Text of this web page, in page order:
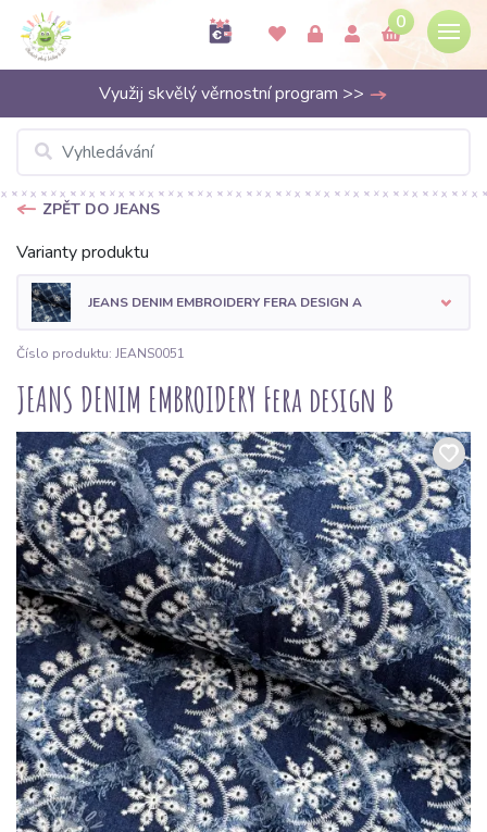
0
Využij skvělý věrnostní program >>
ZPĚT DO JEANS
Varianty produktu
JEANS DENIM EMBROIDERY FERA DESIGN A
Číslo produktu: JEANS0051
JEANS DENIM EMBROIDERY Fera design B